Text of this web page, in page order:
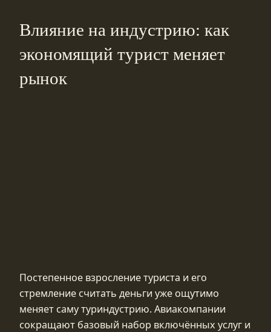
Влияние на индустрию: как
экономящий турист меняет
рынок
Постепенное взросление туриста и его
стремление считать деньги уже ощутимо
меняет саму туриндустрию. Авиакомпании
сокращают базовый набор включённых услуг и